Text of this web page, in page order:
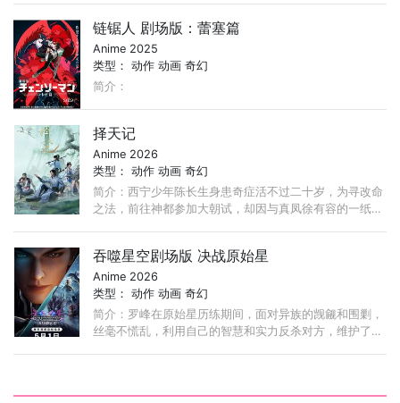
链锯人 剧场版：蕾塞篇
Anime 2025
类型：动作 动画 奇幻
简介：
择天记
Anime 2026
类型：动作 动画 奇幻
简介：西宁少年陈长生身患奇症活不过二十岁，为寻改命
之法，前往神都参加大朝试，却因与真凤徐有容的一纸婚
吞噬星空剧场版 决战原始星
Anime 2026
类型：动作 动画 奇幻
简介：罗峰在原始星历练期间，面对异族的觊觎和围剿，
丝毫不慌乱，利用自己的智慧和实力反杀对方，维护了人